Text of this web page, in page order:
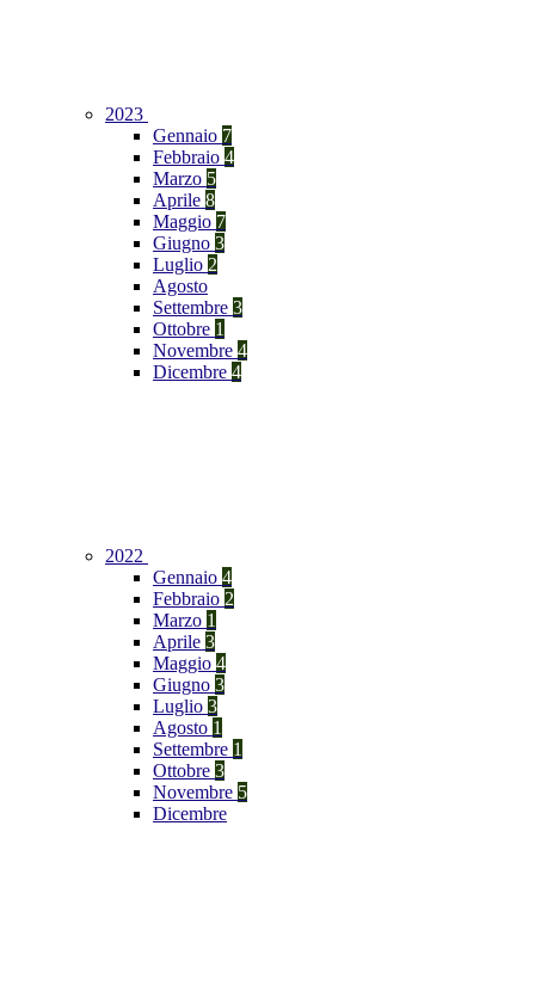
2023
Gennaio 7
Febbraio 4
Marzo 5
Aprile 8
Maggio 7
Giugno 3
Luglio 2
Agosto
Settembre 3
Ottobre 1
Novembre 4
Dicembre 4
2022
Gennaio 4
Febbraio 2
Marzo 1
Aprile 3
Maggio 4
Giugno 3
Luglio 3
Agosto 1
Settembre 1
Ottobre 3
Novembre 5
Dicembre